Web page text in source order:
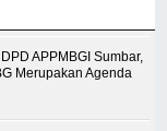
APPMBGI Sumbar,
Merupakan Agenda